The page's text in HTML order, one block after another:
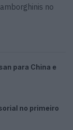
no
para China e
no primeiro